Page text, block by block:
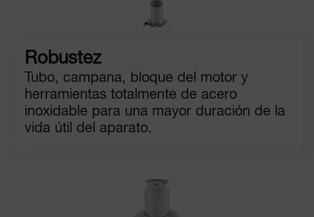
Robustez
Tubo, campana, bloque del motor y
herramientas totalmente de acero
inoxidable para una mayor duración de la
vida útil del aparato.